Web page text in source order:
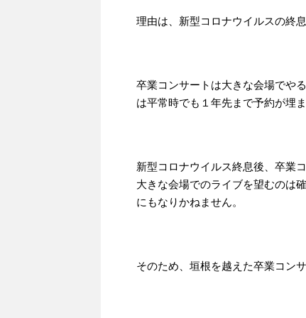
理由は、新型コロナウイルスの終
卒業コンサートは大きな会場でや
は平常時でも１年先まで予約が埋
新型コロナウイルス終息後、卒業
大きな会場でのライブを望むのは
にもなりかねません。
そのため、垣根を越えた卒業コン